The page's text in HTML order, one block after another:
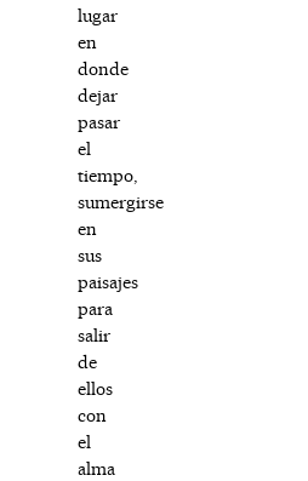
lugar
en
donde
dejar
pasar
el
tiempo,
sumergirse
en
sus
paisajes
para
salir
de
ellos
con
el
alma